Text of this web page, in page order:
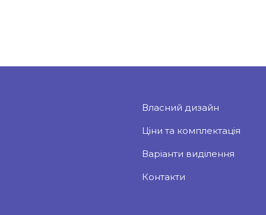
Власний дизайн
Ціни та комплектація
Варіанти виділення
Контакти